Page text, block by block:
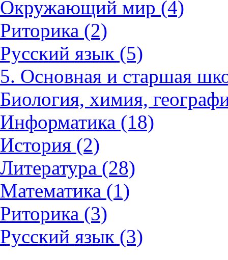
Окружающий мир (4)
Риторика (2)
Русский язык (5)
5. Основная и старшая
Биология, химия,
Информатика (18)
История (2)
Литература (28)
Математика (1)
Риторика (3)
Русский язык (3)